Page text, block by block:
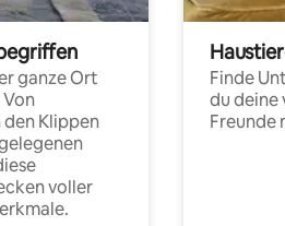
ganze Ort
Klippen
voller
Finde
du deine
Freunde